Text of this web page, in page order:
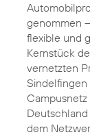
genommen
flexible und
Kernstück
vernetzten
Sindelfingen
Deutschland
dem